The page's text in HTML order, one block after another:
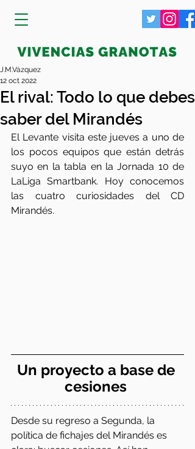
El rival: Todo lo que debes
saber del Mirandés
J.M.Vázquez
12 oct 2022
El Levante visita este jueves a uno de
los pocos equipos que están detrás
suyo en la tabla en la Jornada 10 de
LaLiga Smartbank. Hoy conocemos
las cuatro curiosidades del CD
Mirandés.
Un proyecto a base de
cesiones
Desde su regreso a Segunda, la
política de fichajes del Mirandés es